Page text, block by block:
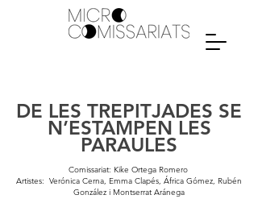
DE LES TREPITJADES SE
N’ESTAMPEN LES
PARAULES
Comissariat: Kike Ortega Romero
Artistes: Verónica Cerna, Emma Clapés, África Gómez, Rubén
González i Montserrat Aránega